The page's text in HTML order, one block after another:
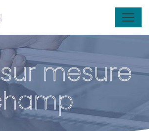
mesure
des cookies